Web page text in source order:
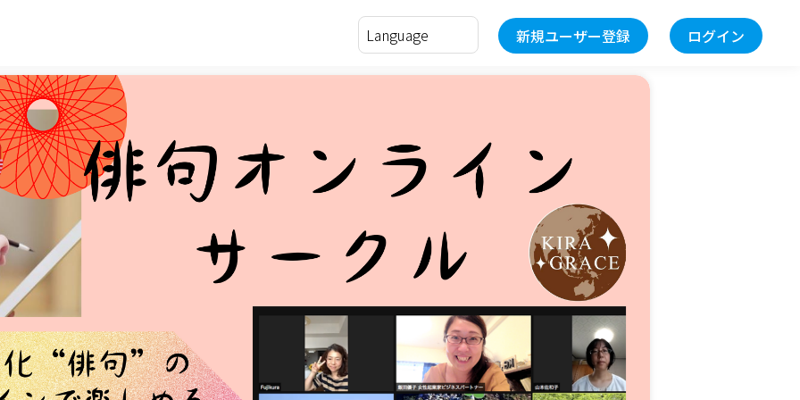
新規ユーザー登録 ログイン